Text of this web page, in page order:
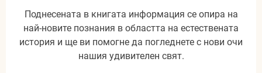
Поднесената в книгата информация се опира на
най-новите познания в областта на естествената
история и ще ви помогне да погледнете с нови очи
нашия удивителен свят.